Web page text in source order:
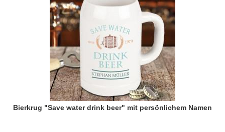
Bierkrug "Save water drink beer" mit persönlichem Namen